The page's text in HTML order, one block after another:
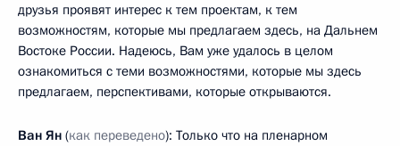
друзья проявят интерес к тем проектам, к тем
возможностям, которые мы предлагаем здесь, на Дальнем
Востоке России. Надеюсь, Вам уже удалось в целом
ознакомиться с теми возможностями, которые мы здесь
предлагаем, перспективами, которые открываются.
Ван Ян (как переведено): Только что на пленарном